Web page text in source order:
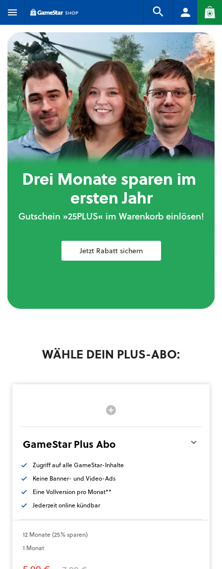
Drei Monate sparen im
ersten Jahr
Gutschein »25PLUS« im Warenkorb einlösen!
Jetzt Rabatt sichern
WÄHLE DEIN PLUS-ABO:
GameStar Plus Abo
Zugriff auf alle GameStar-Inhalte
Keine Banner- und Video-Ads
Eine Vollversion pro Monat**
Jederzeit online kündbar
12 Monate (25% sparen)
1 Monat